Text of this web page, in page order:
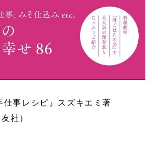
仕事レシピ』スズキエミ著
社）